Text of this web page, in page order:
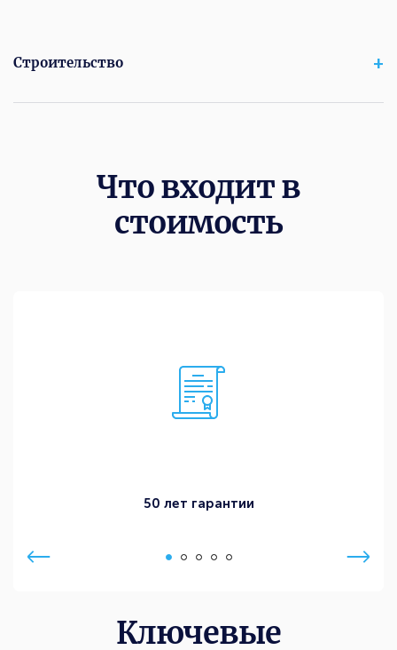
Строительство
Что входит в
стоимость
50 лет гарантии
Ключевые